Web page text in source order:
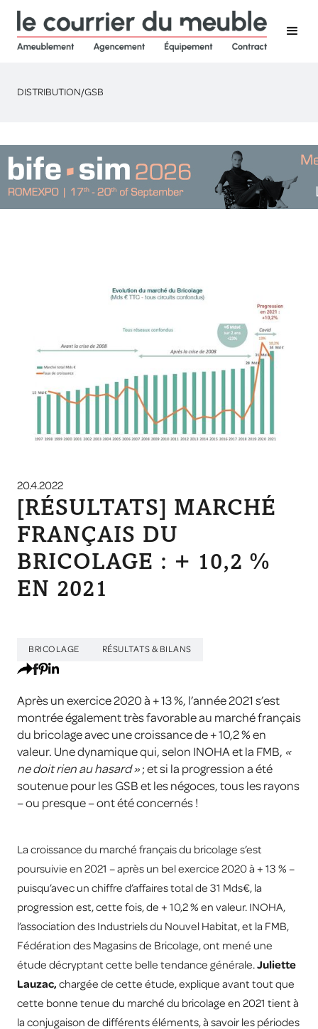
DISTRIBUTION/GSB
20.4.2022
[RÉSULTATS] MARCHÉ
FRANÇAIS DU
BRICOLAGE : + 10,2 %
EN 2021
BRICOLAGE RÉSULTATS & BILANS
Après un exercice 2020 à + 13 %, l’année 2021 s’est
montrée également très favorable au marché français
du bricolage avec une croissance de + 10,2 % en
valeur. Une dynamique qui, selon INOHA et la FMB, «
ne doit rien au hasard » ; et si la progression a été
soutenue pour les GSB et les négoces, tous les rayons
– ou presque – ont été concernés !
La croissance du marché français du bricolage s’est
poursuivie en 2021 – après un bel exercice 2020 à + 13 % –
puisqu’avec un chiffre d’affaires total de 31 Mds€, la
progression est, cette fois, de + 10,2 % en valeur. INOHA,
l’association des Industriels du Nouvel Habitat, et la FMB,
Fédération des Magasins de Bricolage, ont mené une
étude décryptant cette belle tendance générale. Juliette
Lauzac, chargée de cette étude, explique avant tout que
cette bonne tenue du marché du bricolage en 2021 tient à
la conjugaison de différents éléments, à savoir les périodes